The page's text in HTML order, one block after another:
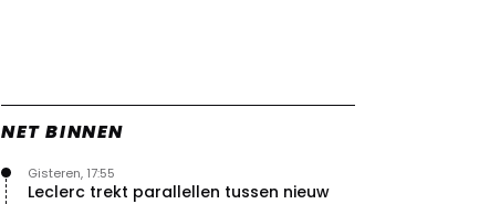
NET BINNEN
Leclerc trekt parallellen tussen nieuw
Gisteren, 17:55